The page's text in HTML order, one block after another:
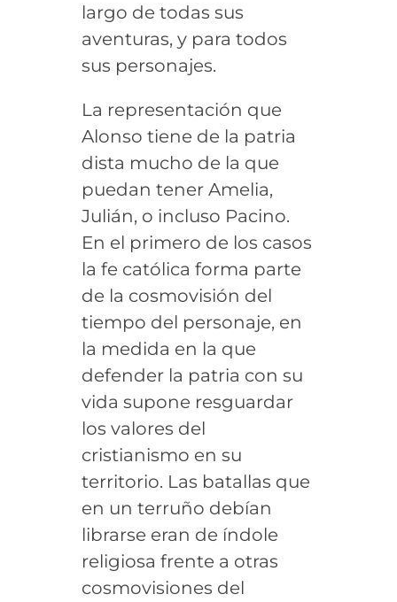
largo de todas sus
aventuras, y para todos
sus personajes.
La representación que
Alonso tiene de la patria
dista mucho de la que
puedan tener Amelia,
Julián, o incluso Pacino.
En el primero de los casos
la fe católica forma parte
de la cosmovisión del
tiempo del personaje, en
la medida en la que
defender la patria con su
vida supone resguardar
los valores del
cristianismo en su
territorio. Las batallas que
en un terruño debían
librarse eran de índole
religiosa frente a otras
cosmovisiones del